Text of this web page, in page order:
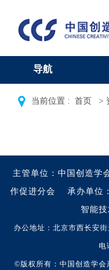
导航
当前位置 : 首页 >
主管单位：中国创造学
作促进分会
承办单位
智能技
办公地址：北京市西长
电
©版权所有：中国创造学